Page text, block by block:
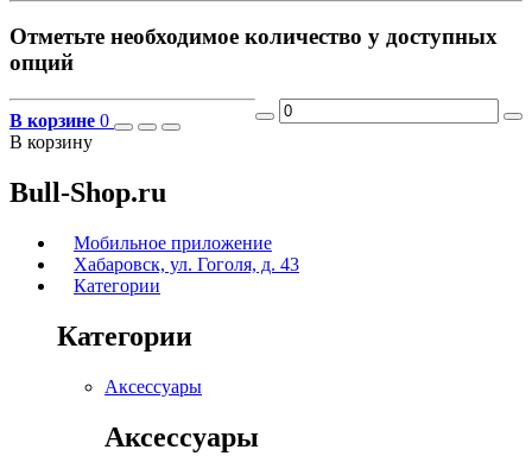
Отметьте необходимое количество у доступных
опций
В корзине 0
В корзину
Bull-Shop.ru
Мобильное приложение
Хабаровск, ул. Гоголя, д. 43
Категории
Категории
Аксессуары
Аксессуары